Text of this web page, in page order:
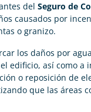
del Seguro de
causados por
o granizo.
los daños por
edificio, así como a
o reposición de
que las áreas